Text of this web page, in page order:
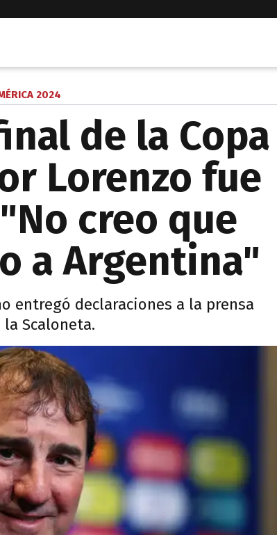
2024
de la Copa
Lorenzo fue
creo que
a Argentina"
entregó declaraciones a la prensa
Scaloneta.